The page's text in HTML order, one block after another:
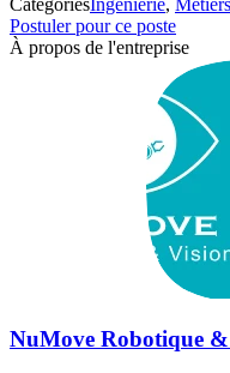
CatégoriesIngénierie,
Postuler pour ce poste
À propos de l'entreprise
NuMove Robotique